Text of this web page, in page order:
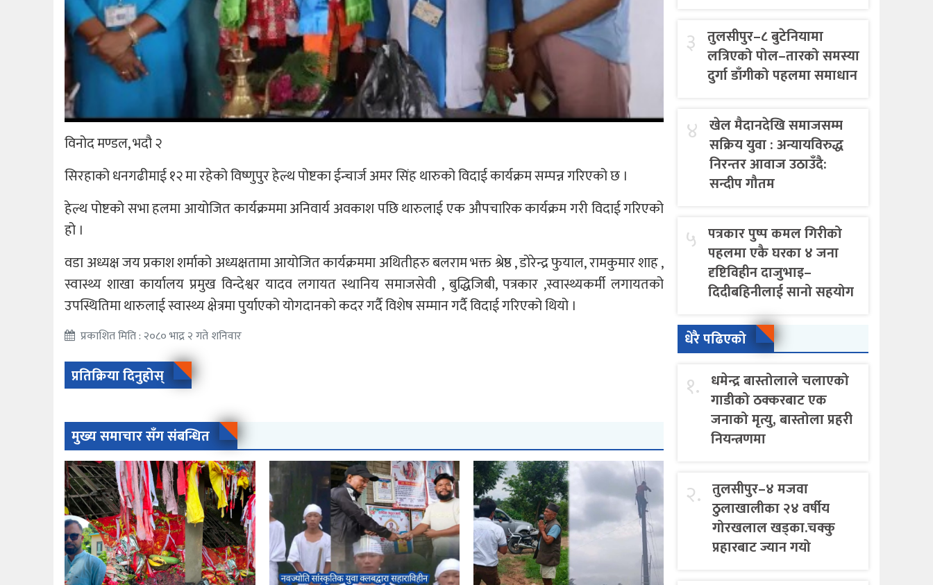
विनोद मण्डल, भदौ २
सिरहाको धनगढीमाई १२ मा रहेको विष्णुपुर हेल्थ पोष्टका ईन्चार्ज अमर सिंह थारुको विदाई कार्यक्रम सम्पन्न गरिएको छ ।
हेल्थ पोष्टको सभा हलमा आयोजित कार्यक्रममा अनिवार्य अवकाश पछि थारुलाई एक औपचारिक कार्यक्रम गरी विदाई गरिएको
हो ।
वडा अध्यक्ष जय प्रकाश शर्माको अध्यक्षतामा आयोजित कार्यक्रममा अथितीहरु बलराम भक्त श्रेष्ठ , डोरेन्द्र फुयाल, रामकुमार शाह ,
स्वास्थ्य शाखा कार्यालय प्रमुख विन्देश्वर यादव लगायत स्थानिय समाजसेवी , बुद्धिजिबी, पत्रकार ,स्वास्थ्यकर्मी लगायतको
उपस्थितिमा थारुलाई स्वास्थ्य क्षेत्रमा पुर्याएको योगदानको कदर गर्दै विशेष सम्मान गर्दै विदाई गरिएको थियो ।
प्रकाशित मिति : २०८० भाद्र २ गते शनिवार
प्रतिक्रिया दिनुहोस्
मुख्य समाचार सँग संबन्धित
३ तुलसीपुर–८ बुटेनियामा
लत्रिएको पोल–तारको समस्या
दुर्गा डाँगीको पहलमा समाधान
४ खेल मैदानदेखि समाजसम्म
सक्रिय युवा : अन्यायविरुद्ध
निरन्तर आवाज उठाउँदै:
सन्दीप गौतम
५ पत्रकार पुष्प कमल गिरीको
पहलमा एकै घरका ४ जना
दृष्टिविहीन दाजुभाइ–
दिदीबहिनीलाई सानो सहयोग
धेरै पढिएको
१. धमेन्द्र बास्तोलाले चलाएको
गाडीको ठक्करबाट एक
जनाको मृत्यु, बास्तोला प्रहरी
नियन्त्रणमा
२. तुलसीपुर–४ मजवा
ठुलाखालीका २४ वर्षीय
गोरखलाल खड्का.चक्कु
प्रहारबाट ज्यान गयो